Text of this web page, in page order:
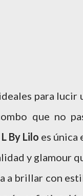
para lucir
que no
L By Lilo es única
y glamour
a brillar con